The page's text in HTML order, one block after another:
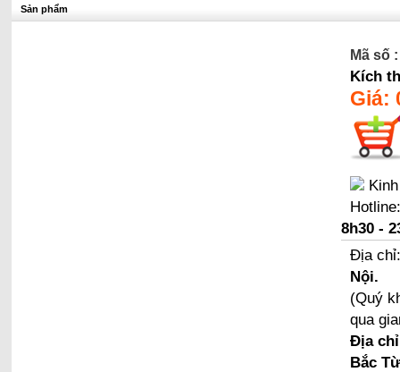
Sản phẩm
Mã số :
Kích
Giá:
8h30 -
Địa
Nội.
(Quý
qua
Địa
Bắc